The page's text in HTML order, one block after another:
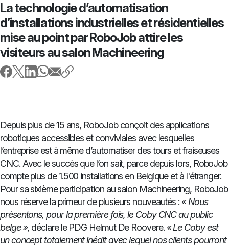
La technologie d’automatisation
d’installations industrielles et résidentielles
mise au point par RoboJob attire les
visiteurs au salon Machineering
Depuis plus de 15 ans, RoboJob conçoit des applications
robotiques accessibles et conviviales avec lesquelles
l’entreprise est à même d’automatiser des tours et fraiseuses
CNC. Avec le succès que l’on sait, parce depuis lors, RoboJob
compte plus de 1.500 installations en Belgique et à l'étranger.
Pour sa sixième participation au salon Machineering, RoboJob
nous réserve la primeur de plusieurs nouveautés : « Nous
présentons, pour la première fois, le Coby CNC au public
belge », déclare le PDG Helmut De Roovere. « Le Coby est
un concept totalement inédit avec lequel nos clients pourront